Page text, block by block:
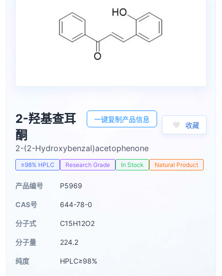
2-羟基查耳
酮
一键复制产品信息
收藏
2-(2-Hydroxybenzal)acetophenone
≥98% HPLC Research Grade In Stock Natural Product
产品编号 P5969
CAS号 644-78-0
分子式 C15H12O2
分子量 224.2
纯度 HPLC≥98%